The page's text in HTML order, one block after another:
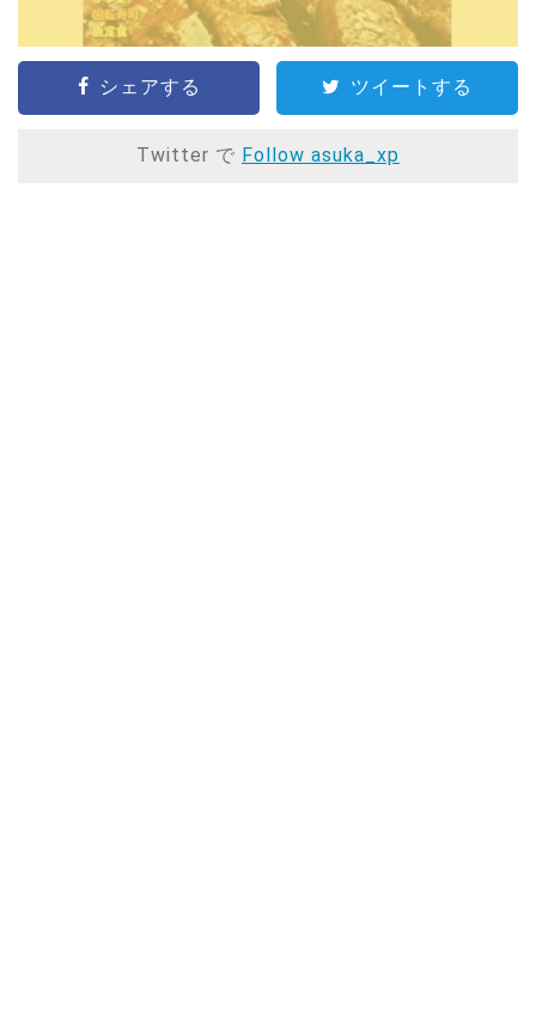
シェアする ツイートする
Twitter で Follow asuka_xp